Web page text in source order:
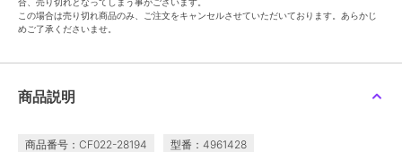
この場合は売り切れ商品のみ、ご注文をキャンセルさせていただいております。あらかじ
めご了承くださいませ。
商品説明
商品番号：CF022-28194 型番：4961428